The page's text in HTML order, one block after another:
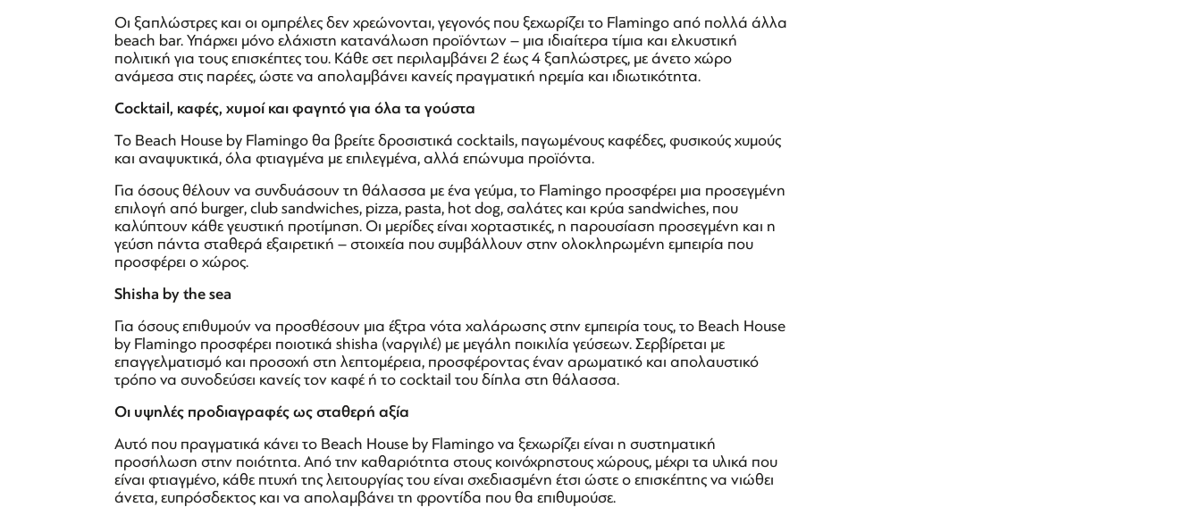
Οι ξαπλώστρες και οι ομπρέλες δεν χρεώνονται, γεγονός που ξεχωρίζει το Flamingo από πολλά άλλα
beach bar. Υπάρχει μόνο ελάχιστη κατανάλωση προϊόντων – μια ιδιαίτερα τίμια και ελκυστική
πολιτική για τους επισκέπτες του. Κάθε σετ περιλαμβάνει 2 έως 4 ξαπλώστρες, με άνετο χώρο
ανάμεσα στις παρέες, ώστε να απολαμβάνει κανείς πραγματική ηρεμία και ιδιωτικότητα.
Cocktail, καφές, χυμοί και φαγητό για όλα τα γούστα
Το Beach House by Flamingo θα βρείτε δροσιστικά cocktails, παγωμένους καφέδες, φυσικούς χυμούς
και αναψυκτικά, όλα φτιαγμένα με επιλεγμένα, αλλά επώνυμα προϊόντα.
Για όσους θέλουν να συνδυάσουν τη θάλασσα με ένα γεύμα, το Flamingo προσφέρει μια προσεγμένη
επιλογή από burger, club sandwiches, pizza, pasta, hot dog, σαλάτες και κρύα sandwiches, που
καλύπτουν κάθε γευστική προτίμηση. Οι μερίδες είναι χορταστικές, η παρουσίαση προσεγμένη και η
γεύση πάντα σταθερά εξαιρετική – στοιχεία που συμβάλλουν στην ολοκληρωμένη εμπειρία που
προσφέρει ο χώρος.
Shisha by the sea
Για όσους επιθυμούν να προσθέσουν μια έξτρα νότα χαλάρωσης στην εμπειρία τους, το Beach House
by Flamingo προσφέρει ποιοτικά shisha (ναργιλέ) με μεγάλη ποικιλία γεύσεων. Σερβίρεται με
επαγγελματισμό και προσοχή στη λεπτομέρεια, προσφέροντας έναν αρωματικό και απολαυστικό
τρόπο να συνοδεύσει κανείς τον καφέ ή το cocktail του δίπλα στη θάλασσα.
Οι υψηλές προδιαγραφές ως σταθερή αξία
Αυτό που πραγματικά κάνει το Beach House by Flamingo να ξεχωρίζει είναι η συστηματική
προσήλωση στην ποιότητα. Από την καθαριότητα στους κοινόχρηστους χώρους, μέχρι τα υλικά που
είναι φτιαγμένο, κάθε πτυχή της λειτουργίας του είναι σχεδιασμένη έτσι ώστε ο επισκέπτης να νιώθει
άνετα, ευπρόσδεκτος και να απολαμβάνει τη φροντίδα που θα επιθυμούσε.